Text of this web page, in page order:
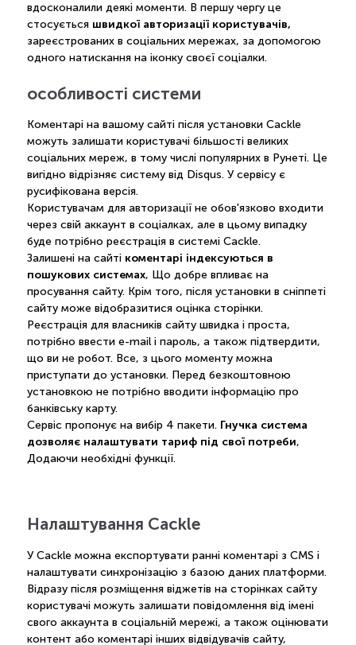
вдосконалили деякі моменти. В першу чергу це
стосуєтьсяшвидкої авторизації користувачів,
зареєстрованих в соціальних мережах, за допомогою
одного натискання на іконку своєї соціалки.
особливості системи
Коментарі на вашому сайті після установки Cackle
можуть залишати користувачі більшості великих
соціальних мереж, в тому числі популярних в Рунеті. Це
вигідно відрізняє систему від Disqus. У сервісу є
русифікована версія.
Користувачам для авторизації не обов'язково входити
через свій аккаунт в соціалках, але в цьому випадку
буде потрібно реєстрація в системі Cackle.
Залишені на сайті коментарі індексуються в
пошукових системах, Що добре впливає на
просування сайту. Крім того, після установки в сніппеті
сайту може відобразитися оцінка сторінки.
Реєстрація для власників сайту швидка і проста,
потрібно ввести e-mail і пароль, а також підтвердити,
що ви не робот. Все, з цього моменту можна
приступати до установки. Перед безкоштовною
установкою не потрібно вводити інформацію про
банківську карту.
Сервіс пропонує на вибір 4 пакети. Гнучка система
дозволяє налаштувати тариф під свої потреби,
Додаючи необхідні функції.
Налаштування Cackle